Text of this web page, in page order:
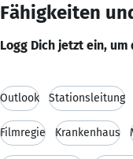
Fähigkeiten
Logg Dich jetzt ein,
Outlook Stationsleitung
Filmregie Krankenhaus